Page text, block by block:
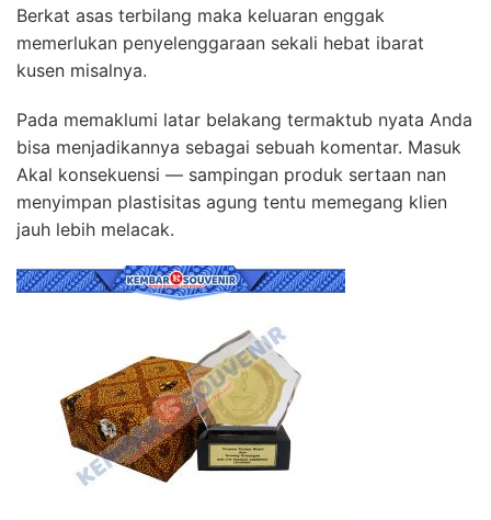
Berkat asas terbilang maka keluaran enggak
memerlukan penyelenggaraan sekali hebat ibarat
kusen misalnya.
Pada memaklumi latar belakang termaktub nyata Anda
bisa menjadikannya sebagai sebuah komentar. Masuk
Akal konsekuensi — sampingan produk sertaan nan
menyimpan plastisitas agung tentu memegang klien
jauh lebih melacak.